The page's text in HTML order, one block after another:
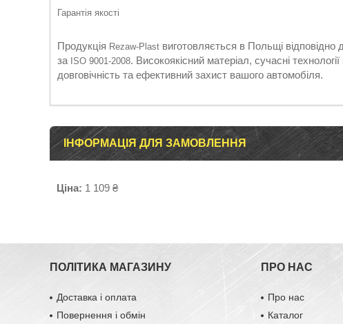
Гарантія якості
Продукція Rezaw-Plast виготовляється в Польщі відповідно
за ISO 9001-2008. Високоякісний матеріал, сучасні
довговічність та ефективний захист вашого автомобіля.
ІНФОРМАЦІЯ ДЛЯ ЗАМОВЛЕННЯ
Ціна: 1 109 ₴
ПОЛІТИКА МАГАЗИНУ
Доставка і оплата
Повернення і обмін
ПРО НАС
Про нас
Каталог